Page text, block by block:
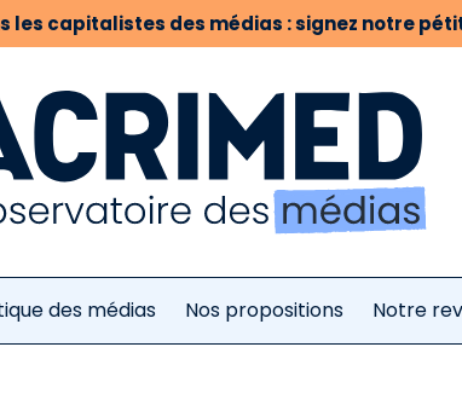
les capitalistes des médias : signez notre
des médias Nos propositions Notre